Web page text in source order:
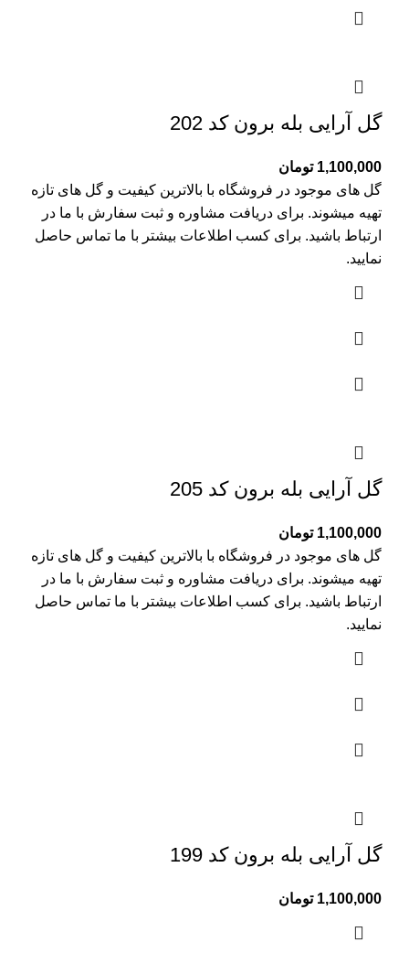
گل آرایی بله برون کد 202
1,100,000 تومان
گل های موجود در فروشگاه با بالاترین کیفیت و گل های تازه
تهیه میشوند. برای دریافت مشاوره و ثبت سفارش با ما در
ارتباط باشید. برای کسب اطلاعات بیشتر با ما تماس حاصل
نمایید.
گل آرایی بله برون کد 205
1,100,000 تومان
گل های موجود در فروشگاه با بالاترین کیفیت و گل های تازه
تهیه میشوند. برای دریافت مشاوره و ثبت سفارش با ما در
ارتباط باشید. برای کسب اطلاعات بیشتر با ما تماس حاصل
نمایید.
گل آرایی بله برون کد 199
1,100,000 تومان